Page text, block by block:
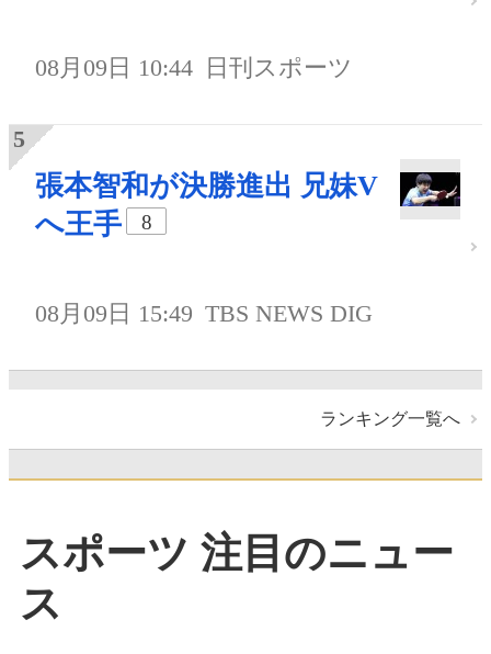
08月09日 10:44 日刊スポーツ
張本智和が決勝進出 兄妹V
へ王手
8
08月09日 15:49 TBS NEWS DIG
ランキング一覧へ
スポーツ 注目のニュー
ス